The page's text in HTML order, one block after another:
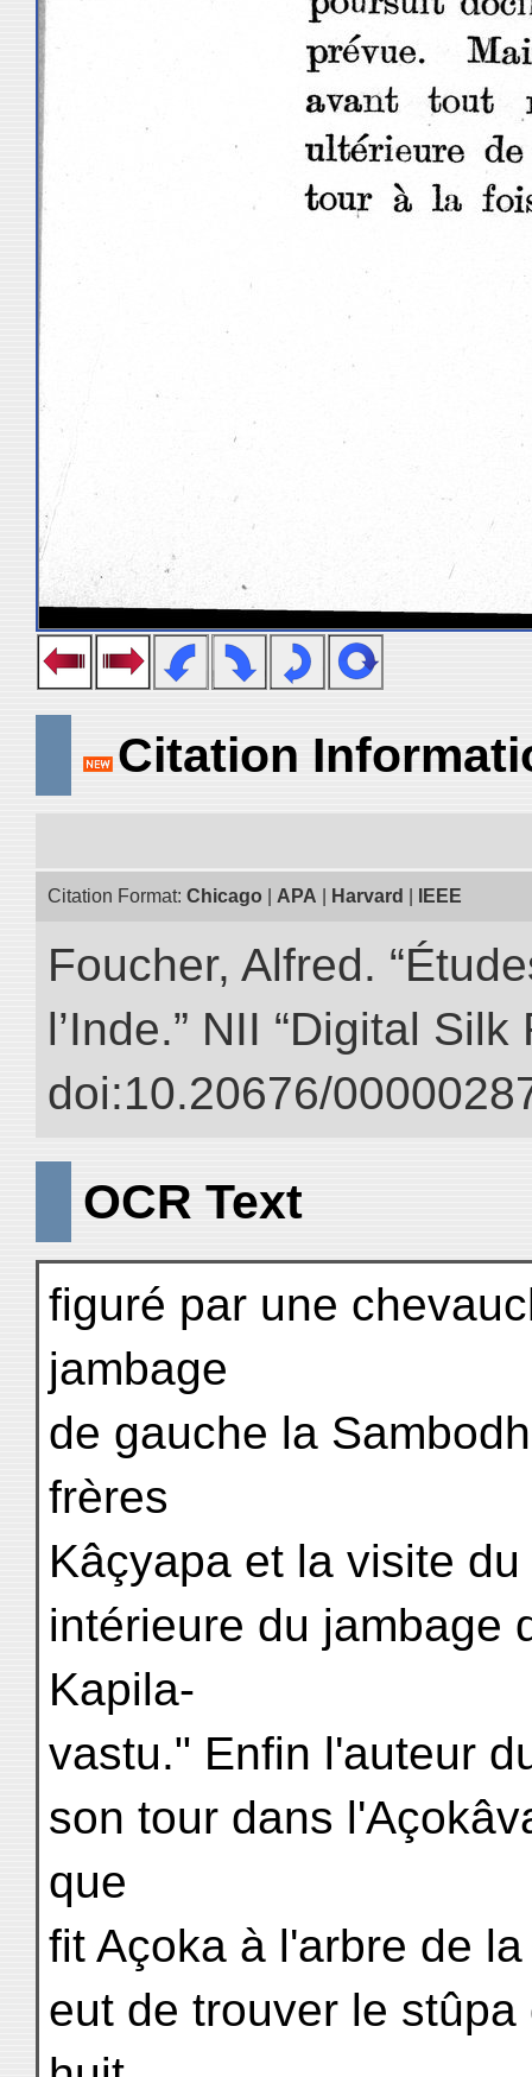
Citation
Citation Format: Chicago APA Harvard IEEE
Foucher, Alfred.
l’Inde.” NII “Digital
doi:10.20676/
OCR Text
figuré par une
jambage
de gauche la
frères
Kâçyapa et la visite
intérieure du jambage
Kapila-
vastu." Enfin l'auteur
son tour dans
que
fit Açoka à l'arbre de
eut de trouver le